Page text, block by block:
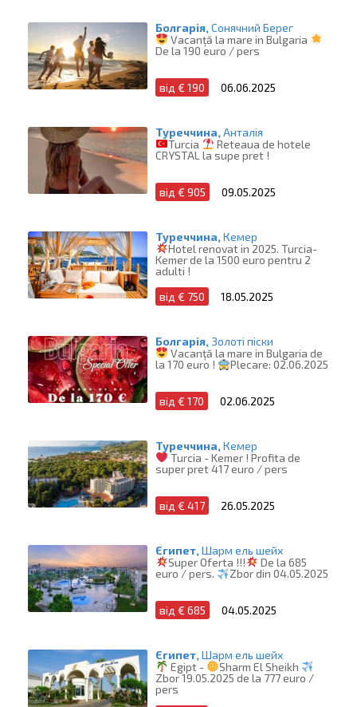
Болгарія, Сонячний Берег
Vacanță la mare in Bulgaria
De la 190 euro / pers
від € 190 06.06.2025
Туреччина, Анталія
Turcia
Reteaua de hotele
CRYSTAL la supe pret !
від € 905 09.05.2025
Туреччина, Кемер
Hotel renovat in 2025. Turcia-
Kemer de la 1500 euro pentru 2
adulti !
від € 750
18.05.2025
Болгарія, Золоті піски
Vacanță la mare in Bulgaria de
la 170 euro !
Plecare: 02.06.2025
від € 170 02.06.2025
Туреччина, Кемер
Turcia - Kemer ! Profita de
super pret 417 euro / pers
від € 417 26.05.2025
Єгипет, Шарм ель шейх
Super Oferta !!!
De la 685
euro / pers.
Zbor din 04.05.2025
від € 685 04.05.2025
Єгипет, Шарм ель шейх
Egipt -
Sharm El Sheikh
Zbor 19.05.2025 de la 777 euro /
pers